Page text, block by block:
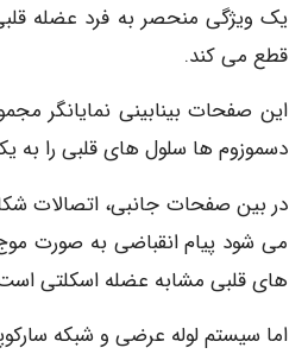
یک ویژگی منحصر به فرد عضله
قطع می کند.
این صفحات بینابینی نمایانگر
دسموزوم ها سلول های قلبی را به
در بین صفحات جانبی، اتصالات
می شود پیام انقباضی به صورت
های قلبی مشابه عضله اسکلتی
اما سیستم لوله عرضی و شبکه